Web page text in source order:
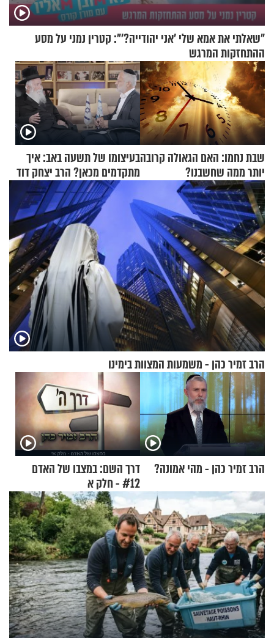
"שאלתי את אמא שלי 'אני יהודייה?'": קטרין נמני על מסע
ההתחזקות המרגש
שבת נחמו: האם הגאולה קרובה
יותר ממה שחשבנו?
בעיצומו של תשעה באב: איך
מתקדמים מכאן? הרב יצחק דוד
גרוסמן בשיחה מיוחדת
הרב זמיר כהן - משמעות המצוות בימינו
הרב זמיר כהן - מהי אמונה?
דרך השם: במצבו של האדם
#12 - חלק א